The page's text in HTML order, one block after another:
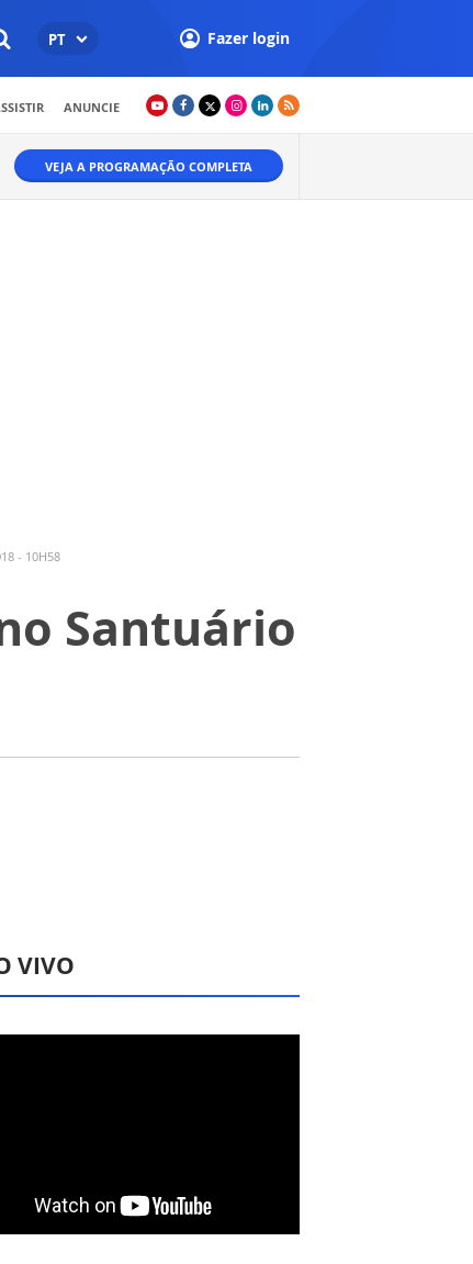
PT Fazer login
ANUNCIE
VEJA A PROGRAMAÇÃO COMPLETA
- 10H58
Santuário
VIVO